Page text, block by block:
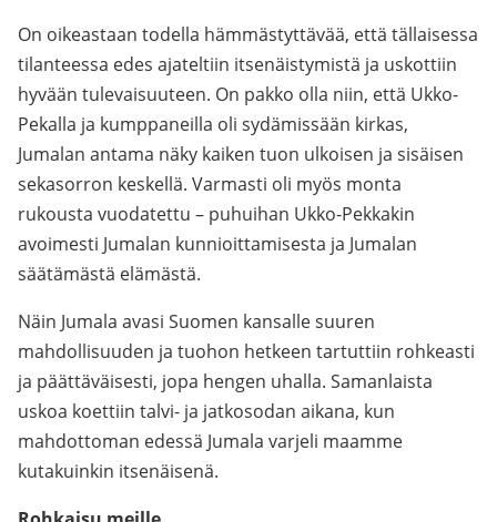
On oikeastaan todella hämmästyttävää, että tällaisessa
tilanteessa edes ajateltiin itsenäistymistä ja uskottiin
hyvään tulevaisuuteen. On pakko olla niin, että Ukko-
Pekalla ja kumppaneilla oli sydämissään kirkas,
Jumalan antama näky kaiken tuon ulkoisen ja sisäisen
sekasorron keskellä. Varmasti oli myös monta
rukousta vuodatettu – puhuihan Ukko-Pekkakin
avoimesti Jumalan kunnioittamisesta ja Jumalan
säätämästä elämästä.
Näin Jumala avasi Suomen kansalle suuren
mahdollisuuden ja tuohon hetkeen tartuttiin rohkeasti
ja päättäväisesti, jopa hengen uhalla. Samanlaista
uskoa koettiin talvi- ja jatkosodan aikana, kun
mahdottoman edessä Jumala varjeli maamme
kutakuinkin itsenäisenä.